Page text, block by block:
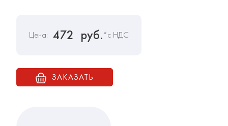
Цена: 472 руб.*с НДС
ЗАКАЗАТЬ